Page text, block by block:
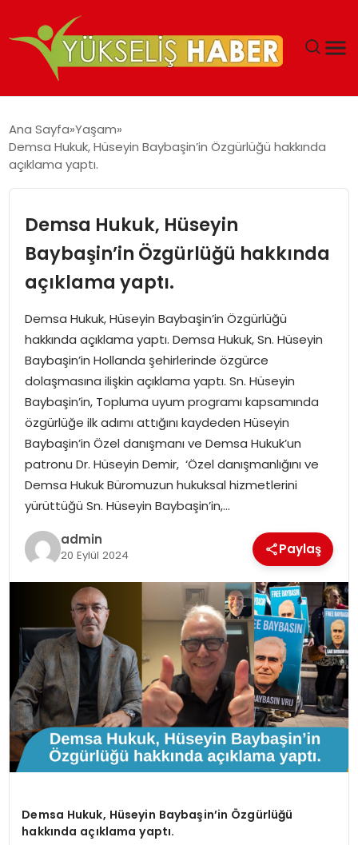
MALIYETLERINI AZALTIYOR’
Ana Sayfa Yaşam
Demsa Hukuk, Hüseyin Baybaşin’in Özgürlüğü hakkında
açıklama yaptı.
Demsa Hukuk, Hüseyin
Baybaşin’in Özgürlüğü hakkında
açıklama yaptı.
Demsa Hukuk, Hüseyin Baybaşin’in Özgürlüğü
hakkında açıklama yaptı. Demsa Hukuk, Sn. Hüseyin
Baybaşin’in Hollanda şehirlerinde özgürce
dolaşmasına ilişkin açıklama yaptı. Sn. Hüseyin
Baybaşin’in, Topluma uyum programı kapsamında
özgürlüğe ilk adımı attığını kaydeden Hüseyin
Baybaşin’in Özel danışmanı ve Demsa Hukuk’un
patronu Dr. Hüseyin Demir, ‘Özel danışmanlığını ve
Demsa Hukuk Büromuzun hukuksal hizmetlerini
yürüttüğü Sn. Hüseyin Baybaşin’in,…
admin
20 Eylül 2024 Paylaş
Demsa Hukuk, Hüseyin Baybaşin’in Özgürlüğü
hakkında açıklama yaptı.